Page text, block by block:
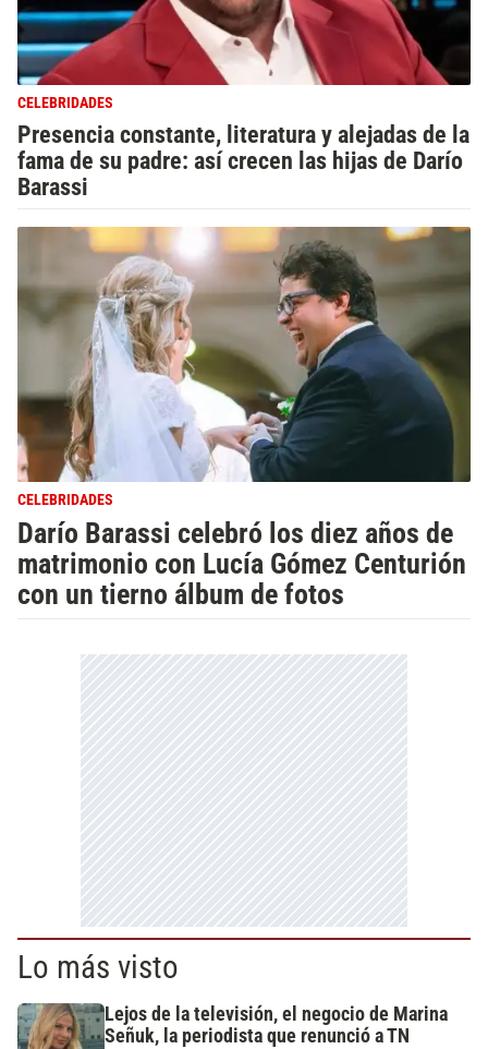
CELEBRIDADES
Presencia constante, literatura y alejadas de la
fama de su padre: así crecen las hijas de Darío
Barassi
CELEBRIDADES
Darío Barassi celebró los diez años de
matrimonio con Lucía Gómez Centurión
con un tierno álbum de fotos
Lo más visto
Lejos de la televisión, el negocio de Marina
Señuk, la periodista que renunció a TN